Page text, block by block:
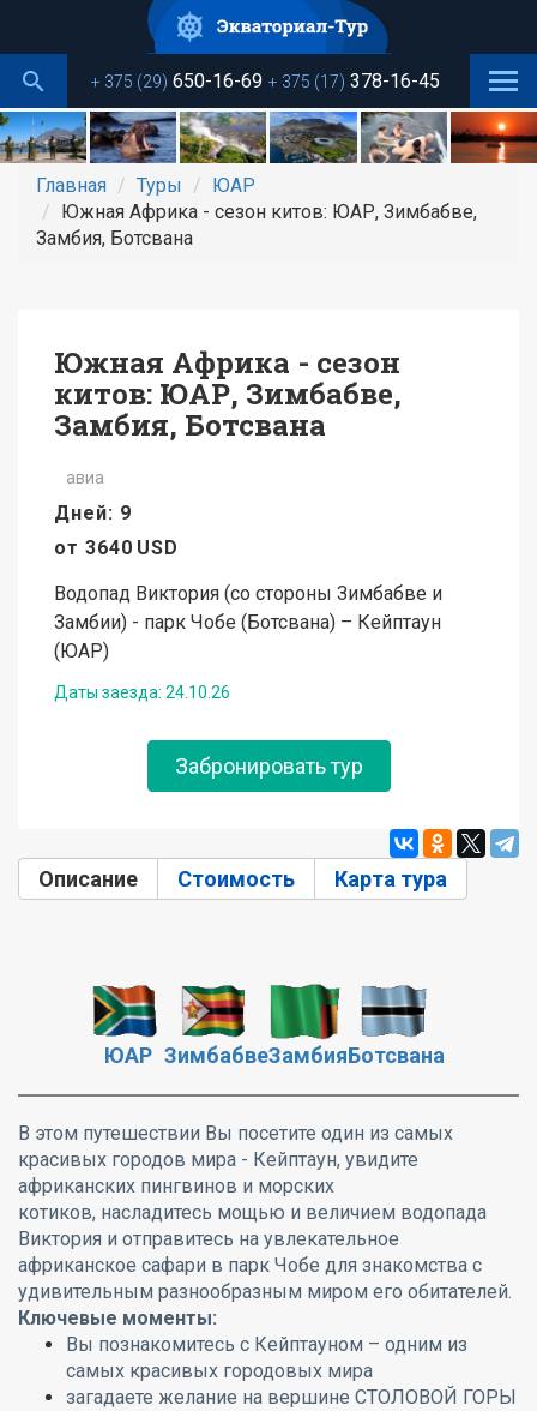
основному
содержанию+ 375 (29) 650-16-69 + 375 (17) 378-16-45
Главная Туры
ЮАР
Южная Африка - сезон китов: ЮАР, Зимбабве,
Замбия, Ботсвана
Южная Африка - сезон
китов: ЮАР, Зимбабве,
Замбия, Ботсвана
авиа
Дней: 9
от 3640 USD
Водопад Виктория (со стороны Зимбабве и
Замбии) - парк Чобе (Ботсвана) – Кейптаун
(ЮАР)
Даты заезда: 24.10.26
Забронировать тур
Описание (активная вкладка)
Стоимость Карта тура
ЮАР ЗимбабвеЗамбияБотсвана
В этом путешествии Вы посетите один из самых
красивых городов мира - Кейптаун, увидите
африканских пингвинов и морских
котиков, насладитесь мощью и величием водопада
Виктория и отправитесь на увлекательное
африканское сафари в парк Чобе для знакомства с
удивительным разнообразным миром его обитателей.
Ключевые моменты:
Вы познакомитесь с Кейптауном – одним из
самых красивых городовых мира
загадаете желание на вершине СТОЛОВОЙ ГОРЫ